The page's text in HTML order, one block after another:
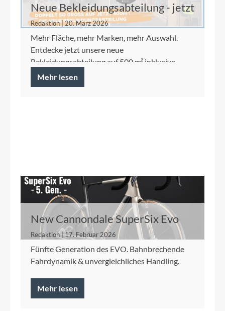
Neue Bekleidungsabteilung - jetzt
auf 500 m²
Redaktion | 20. März 2026
Mehr Fläche, mehr Marken, mehr Auswahl.
Entdecke jetzt unsere neue
Bekleidungsabteilung auf 500 m² inklusive
Ortlieb Concept Store.
Mehr lesen
New Cannondale SuperSix Evo
Redaktion | 17. Februar 2026
Fünfte Generation des EVO. Bahnbrechende
Fahrdynamik & unvergleichliches Handling.
Mehr lesen